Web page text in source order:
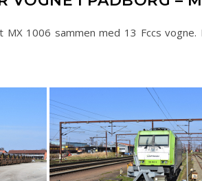
1006 sammen med 13 Fccs